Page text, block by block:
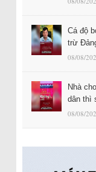
Cá độ
trừ
08/08/
Nhà
dân thì
08/08/